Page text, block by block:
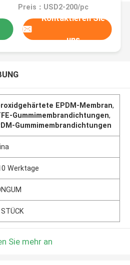
Preis：USD2-200/pc
Kontaktieren Sie
uns
EPDM-Membran,
Gummimembrandichtungen,
Gummimembrandichtungen
Werktage
Sie mehr an